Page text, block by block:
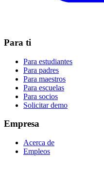
Para ti
Para estudiantes
Para padres
Para maestros
Para escuelas
Para socios
Solicitar demo
Empresa
Acerca de
Empleos